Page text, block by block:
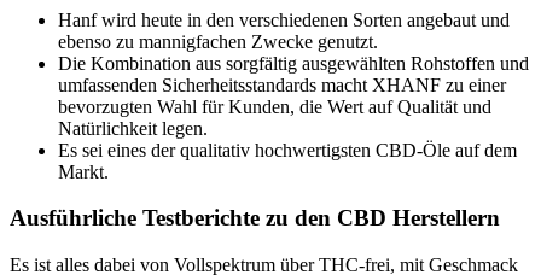
Hanf wird heute in den verschiedenen Sorten angebaut und
ebenso zu mannigfachen Zwecke genutzt.
Die Kombination aus sorgfältig ausgewählten Rohstoffen und
umfassenden Sicherheitsstandards macht XHANF zu einer
bevorzugten Wahl für Kunden, die Wert auf Qualität und
Natürlichkeit legen.
Es sei eines der qualitativ hochwertigsten CBD-Öle auf dem
Markt.
Ausführliche Testberichte zu den CBD Herstellern
Es ist alles dabei von Vollspektrum über THC-frei, mit Geschmack